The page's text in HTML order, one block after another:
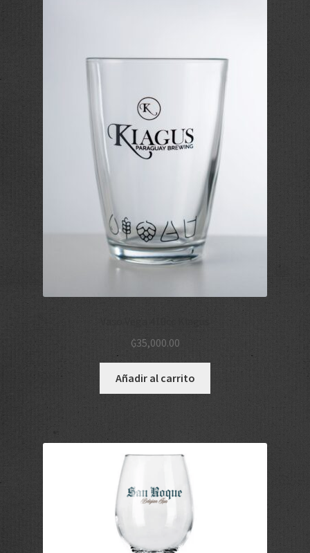
Vaso Vega 410cc Kiagus
₲35,000.00
Añadir al carrito